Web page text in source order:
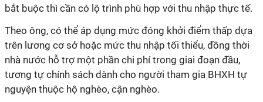
bắt buộc thì cần có lộ trình phù hợp với thu nhập thực tế.
Theo ông, có thể áp dụng mức đóng khởi điểm thấp dựa
trên lương cơ sở hoặc mức thu nhập tối thiểu, đồng thời
nhà nước hỗ trợ một phần chi phí trong giai đoạn đầu,
tương tự chính sách dành cho người tham gia BHXH tự
nguyện thuộc hộ nghèo, cận nghèo.